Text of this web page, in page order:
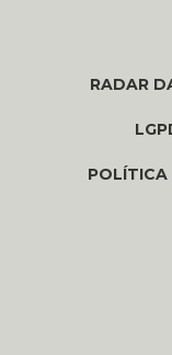
RADAR
POLÍTICA